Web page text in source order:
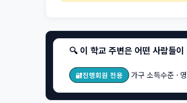
🔍 이 학교 주변은 어떤 사람들
🔐진행회원 전용 가구 소득수준 ·